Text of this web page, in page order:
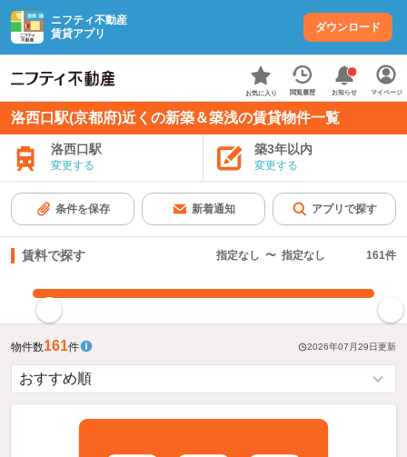
ニフティ不動産
賃貸アプリ
ダウンロード
お気に入り 閲覧履歴 お知らせ マイページ
洛西口駅(京都府)近くの新築＆築浅の賃貸物件一覧
洛西口駅
変更する
築3年以内
変更する
条件を保存 新着通知 アプリで探す
賃料で探す 指定なし 〜 指定なし 161件
物件数161件 2026年07月29日更新